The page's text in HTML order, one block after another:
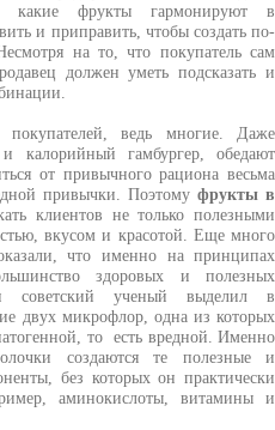
какие фрукты гармонируют в
и приправить, чтобы создать по-
на то, что покупатель сам
должен уметь подсказать и
покупателей, ведь многие. Даже
калорийный гамбургер, обедают
от привычного рациона весьма
привычки. Поэтомуфрукты в
клиентов не только полезными
вкусом и красотой. Еще много
что именно на принципах
здоровых и полезных
ученый выделил в
двух микрофлор, одна из которых
то есть вредной. Именно
создаются те полезные и
без которых он практически
аминокислоты, витамины и